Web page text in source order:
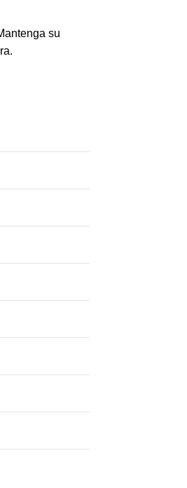
su